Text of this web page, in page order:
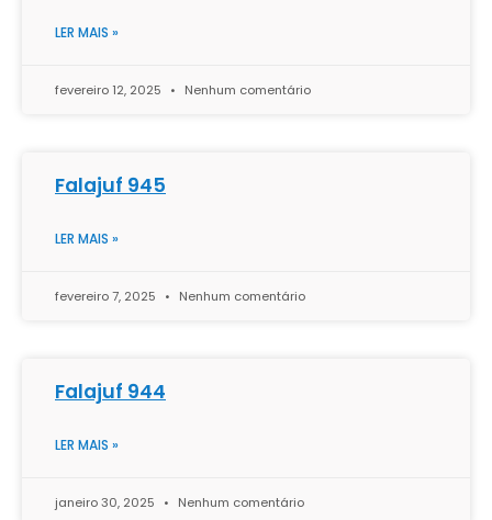
LER MAIS »
fevereiro 12, 2025 Nenhum comentário
Falajuf 945
LER MAIS »
fevereiro 7, 2025 Nenhum comentário
Falajuf 944
LER MAIS »
janeiro 30, 2025 Nenhum comentário